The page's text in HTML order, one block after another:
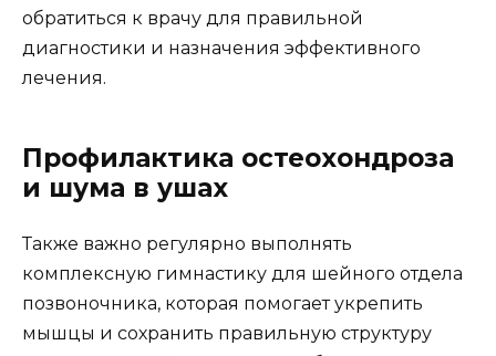
обратиться к врачу для правильной
диагностики и назначения эффективного
лечения.
Профилактика остеохондроза
и шума в ушах
Также важно регулярно выполнять
комплексную гимнастику для шейного отдела
позвоночника, которая помогает укрепить
мышцы и сохранить правильную структуру